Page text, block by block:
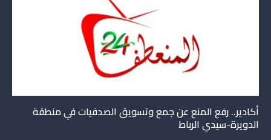
أكادير.. رفع المنع عن جمع وتسويق الصدفيات في منطقة
الدويرة-سيدي الرباط